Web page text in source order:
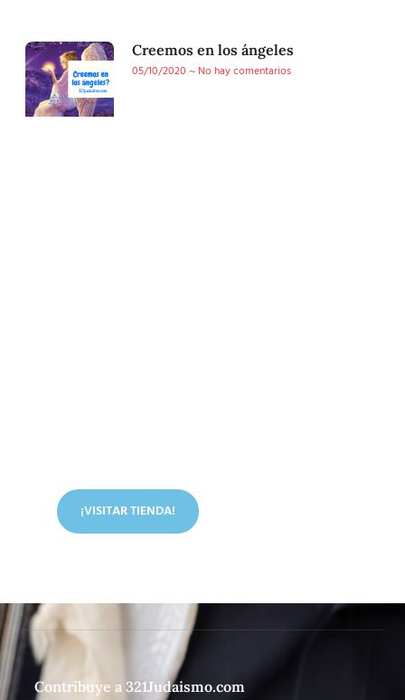
Creemos en los ángeles
05/10/2020
No hay comentarios
¡VISITAR TIENDA!
Contribuye a 321Judaismo.com